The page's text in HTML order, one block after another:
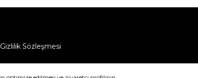
Gizlilik Sözleşmesi